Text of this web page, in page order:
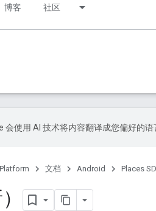
博客 社区
会使用 AI 技术将内容翻译成您偏好的语
文档 Android Places